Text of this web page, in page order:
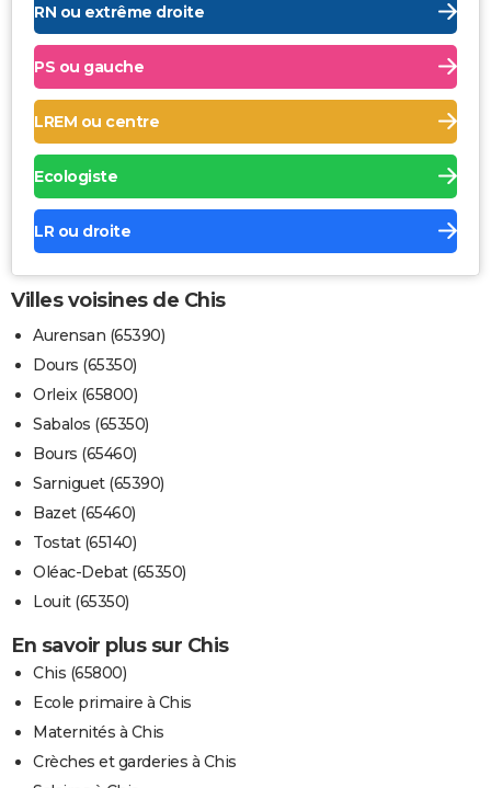
RN ou extrême droite
PS ou gauche
LREM ou centre
Ecologiste
LR ou droite
Villes voisines de Chis
Aurensan (65390)
Dours (65350)
Orleix (65800)
Sabalos (65350)
Bours (65460)
Sarniguet (65390)
Bazet (65460)
Tostat (65140)
Oléac-Debat (65350)
Louit (65350)
En savoir plus sur Chis
Chis (65800)
Ecole primaire à Chis
Maternités à Chis
Crèches et garderies à Chis